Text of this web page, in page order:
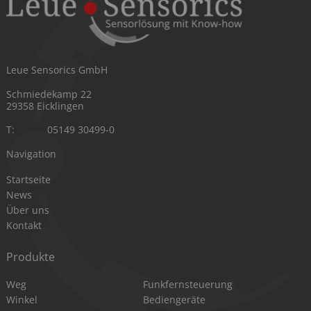
Leue Sensorics GmbH
Schmiedekamp 22
29358 Eicklingen
T:
05149 30499-0
Navigation
Navigation
überspringen
Startseite
News
Über uns
Kontakt
Produkte
Navigation
überspringen
Weg
Winkel
Navigation
überspringen
Funkfernsteuerung
Bediengeräte